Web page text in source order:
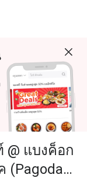
@ แบงค็อก
(Pagoda